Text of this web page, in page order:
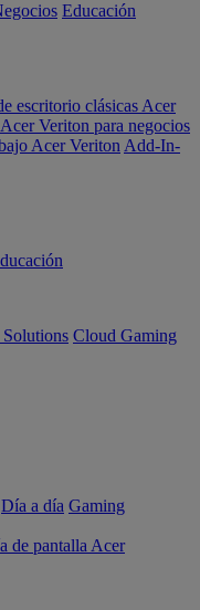
Educación
escritorio clásicas Acer
Veriton para negocios
Acer Veriton Add-In-
Cloud Gaming
Día a día Gaming
de pantalla Acer